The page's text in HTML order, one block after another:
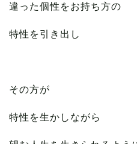
違った個性をお持ち方の
特性を引き出し
その方が
特性を生かしながら